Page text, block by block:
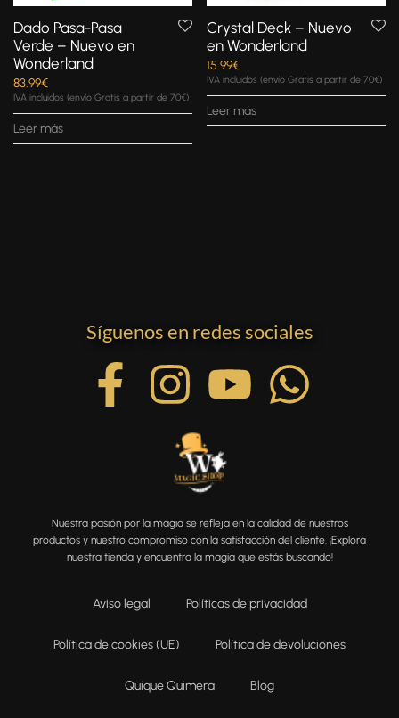
Dado Pasa-Pasa
Verde – Nuevo en
Wonderland
83.99€
IVA incluidos (envío Gratis a partir de 70€)
Leer más
Crystal Deck – Nuevo
en Wonderland
15.99€
IVA incluidos (envío Gratis a partir de 70€)
Leer más
Síguenos en redes sociales
Nuestra pasión por la magia se refleja en la calidad de nuestros
productos y nuestro compromiso con la satisfacción del cliente. ¡Explora
nuestra tienda y encuentra la magia que estás buscando!
Aviso legal Políticas de privacidad
Política de cookies (UE) Política de devoluciones
Quique Quimera Blog